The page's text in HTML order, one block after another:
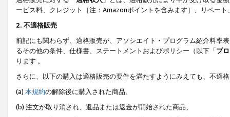
ービス料、クレジット［注：Amazonポイントを含みます］、リベー
2. 不適格販売
前記にも関わらず、適格販売が、アソシエイト・プログラム紹介料率
るその他の条件、仕様書、ステートメントおよびポリシー（以下「プ
ります 。
さらに、以下の購入は適格販売の要件を満たすようにみえても、不適
(a) 本規約の解除後に購入された商品、
(b) 注文が取り消され、返品または返金が開始された商品、